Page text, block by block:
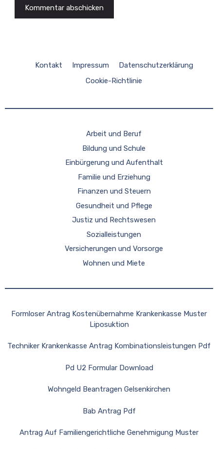
Kontakt Impressum
Datenschutzerklärung
Cookie-Richtlinie
Arbeit und Beruf
Bildung und Schule
Einbürgerung und Aufenthalt
Familie und Erziehung
Finanzen und Steuern
Gesundheit und Pflege
Justiz und Rechtswesen
Sozialleistungen
Versicherungen und Vorsorge
Wohnen und Miete
Formloser Antrag Kostenübernahme Krankenkasse Muster
Liposuktion
Techniker Krankenkasse Antrag Kombinationsleistungen Pdf
Pd U2 Formular Download
Wohngeld Beantragen Gelsenkirchen
Bab Antrag Pdf
Antrag Auf Familiengerichtliche Genehmigung Muster